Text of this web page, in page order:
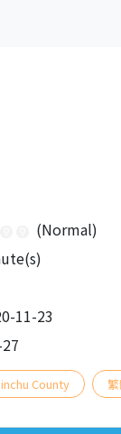
(Normal)
11-23
County